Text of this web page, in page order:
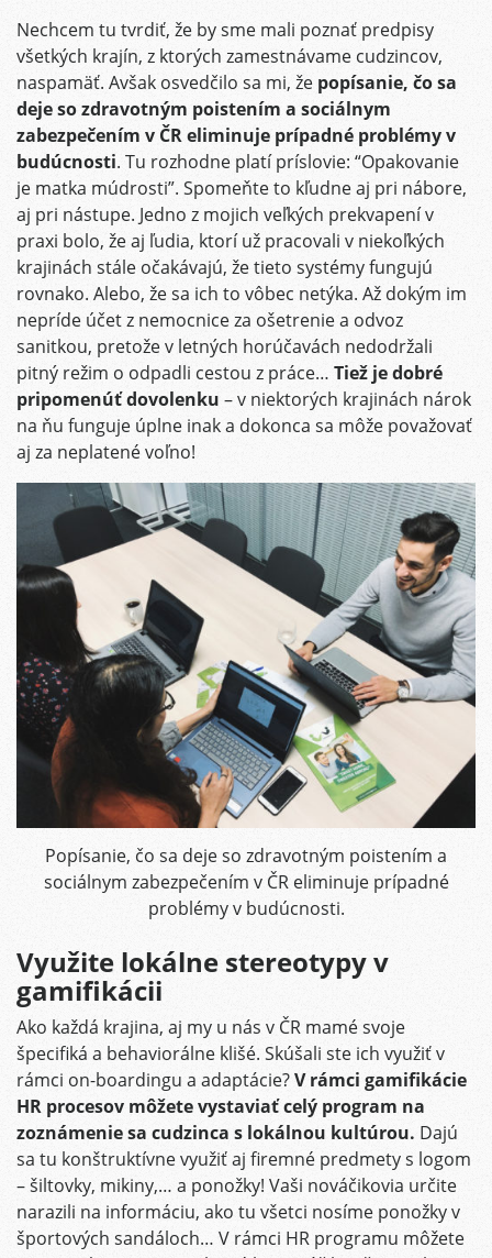
Nechcem tu tvrdiť, že by sme mali poznať predpisy
všetkých krajín, z ktorých zamestnávame cudzincov,
naspamäť. Avšak osvedčilo sa mi, že popísanie, čo sa
deje so zdravotným poistením a sociálnym
zabezpečením v ČR eliminuje prípadné problémy v
budúcnosti. Tu rozhodne platí príslovie: “Opakovanie
je matka múdrosti”. Spomeňte to kľudne aj pri nábore,
aj pri nástupe. Jedno z mojich veľkých prekvapení v
praxi bolo, že aj ľudia, ktorí už pracovali v niekoľkých
krajinách stále očakávajú, že tieto systémy fungujú
rovnako. Alebo, že sa ich to vôbec netýka. Až dokým im
nepríde účet z nemocnice za ošetrenie a odvoz
sanitkou, pretože v letných horúčavách nedodržali
pitný režim o odpadli cestou z práce… Tiež je dobré
pripomenúť dovolenku – v niektorých krajinách nárok
na ňu funguje úplne inak a dokonca sa môže považovať
aj za neplatené voľno!
Popísanie, čo sa deje so zdravotným poistením a
sociálnym zabezpečením v ČR eliminuje prípadné
problémy v budúcnosti.
Využite lokálne stereotypy v
gamifikácii
Ako každá krajina, aj my u nás v ČR mamé svoje
špecifiká a behaviorálne klišé. Skúšali ste ich využiť v
rámci on-boardingu a adaptácie?V rámci gamifikácie
HR procesov môžete vystaviať celý program na
zoznámenie sa cudzinca s lokálnou kultúrou. Dajú
sa tu konštruktívne využiť aj firemné predmety s logom
– šiltovky, mikiny,… a ponožky! Vaši nováčikovia určite
narazili na informáciu, ako tu všetci nosíme ponožky v
športových sandáloch… V rámci HR programu môžete